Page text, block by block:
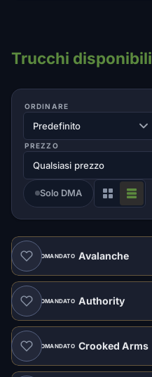
Trucchi disponibili
ORDINARE
PREZZO
Solo DMA
RACCOMANDATO Avalanche
RACCOMANDATO Authority
RACCOMANDATO Crooked Arms